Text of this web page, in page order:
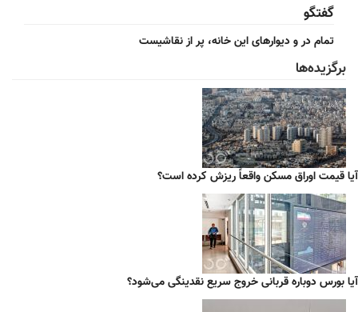
گفتگو
تمام در و دیوارهای این خانه، پر از نقاشیست
برگزیده‌ها
آیا قیمت اوراق مسکن واقعاً ریزش کرده است؟
آیا بورس دوباره قربانی خروج سریع نقدینگی می‌شود؟